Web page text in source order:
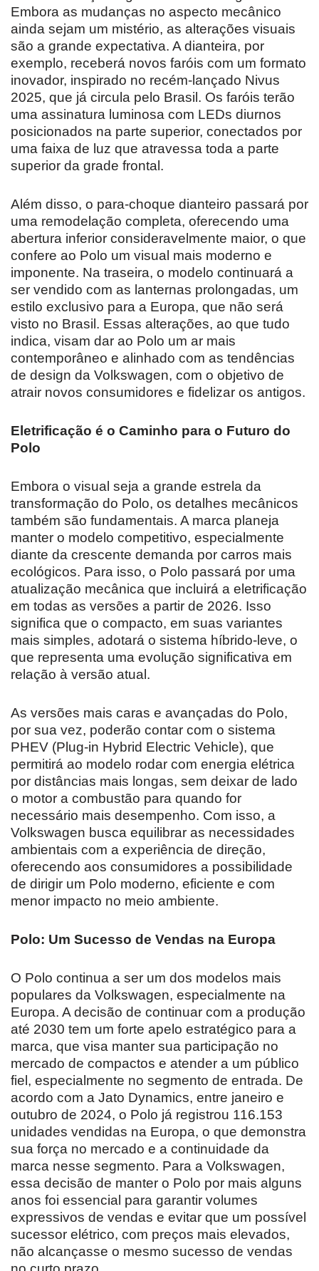
Embora as mudanças no aspecto mecânico
ainda sejam um mistério, as alterações visuais
são a grande expectativa. A dianteira, por
exemplo, receberá novos faróis com um formato
inovador, inspirado no recém-lançado Nivus
2025, que já circula pelo Brasil. Os faróis terão
uma assinatura luminosa com LEDs diurnos
posicionados na parte superior, conectados por
uma faixa de luz que atravessa toda a parte
superior da grade frontal.
Além disso, o para-choque dianteiro passará por
uma remodelação completa, oferecendo uma
abertura inferior consideravelmente maior, o que
confere ao Polo um visual mais moderno e
imponente. Na traseira, o modelo continuará a
ser vendido com as lanternas prolongadas, um
estilo exclusivo para a Europa, que não será
visto no Brasil. Essas alterações, ao que tudo
indica, visam dar ao Polo um ar mais
contemporâneo e alinhado com as tendências
de design da Volkswagen, com o objetivo de
atrair novos consumidores e fidelizar os antigos.
Eletrificação é o Caminho para o Futuro do
Polo
Embora o visual seja a grande estrela da
transformação do Polo, os detalhes mecânicos
também são fundamentais. A marca planeja
manter o modelo competitivo, especialmente
diante da crescente demanda por carros mais
ecológicos. Para isso, o Polo passará por uma
atualização mecânica que incluirá a eletrificação
em todas as versões a partir de 2026. Isso
significa que o compacto, em suas variantes
mais simples, adotará o sistema híbrido-leve, o
que representa uma evolução significativa em
relação à versão atual.
As versões mais caras e avançadas do Polo,
por sua vez, poderão contar com o sistema
PHEV (Plug-in Hybrid Electric Vehicle), que
permitirá ao modelo rodar com energia elétrica
por distâncias mais longas, sem deixar de lado
o motor a combustão para quando for
necessário mais desempenho. Com isso, a
Volkswagen busca equilibrar as necessidades
ambientais com a experiência de direção,
oferecendo aos consumidores a possibilidade
de dirigir um Polo moderno, eficiente e com
menor impacto no meio ambiente.
Polo: Um Sucesso de Vendas na Europa
O Polo continua a ser um dos modelos mais
populares da Volkswagen, especialmente na
Europa. A decisão de continuar com a produção
até 2030 tem um forte apelo estratégico para a
marca, que visa manter sua participação no
mercado de compactos e atender a um público
fiel, especialmente no segmento de entrada. De
acordo com a Jato Dynamics, entre janeiro e
outubro de 2024, o Polo já registrou 116.153
unidades vendidas na Europa, o que demonstra
sua força no mercado e a continuidade da
marca nesse segmento. Para a Volkswagen,
essa decisão de manter o Polo por mais alguns
anos foi essencial para garantir volumes
expressivos de vendas e evitar que um possível
sucessor elétrico, com preços mais elevados,
não alcançasse o mesmo sucesso de vendas